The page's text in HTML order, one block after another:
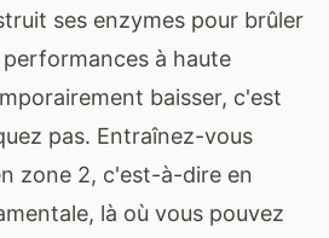
ses enzymes pour brûler
performances à haute
baisser, c'est
pas. Entraînez-vous
zone 2, c'est-à-dire en
là où vous pouvez